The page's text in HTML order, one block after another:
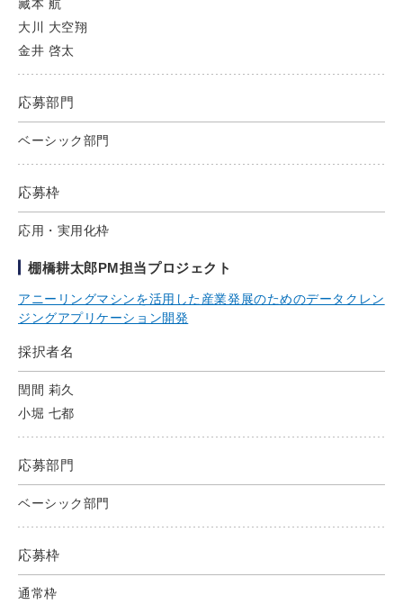
藏本 航
大川 大空翔
金井 啓太
応募部門
ベーシック部門
応募枠
応用・実用化枠
棚橋耕太郎PM担当プロジェクト
アニーリングマシンを活⽤した産業発展のためのデータクレン
ジングアプリケーション開発
採択者名
閏間 莉久
小堀 七都
応募部門
ベーシック部門
応募枠
通常枠